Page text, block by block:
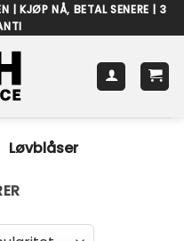
| KJØP NÅ, BETAL SENERE | 3
Løvblåser